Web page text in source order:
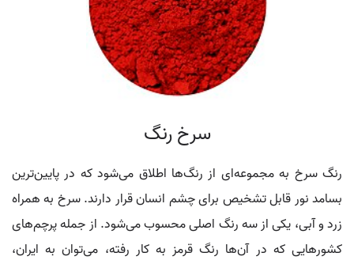
سرخ رنگ
رنگ سرخ به مجموعه‌ای از رنگ‌ها اطلاق می‌شود که در پایین‌ترین
بسامد نور قابل تشخیص برای چشم انسان قرار دارند. سرخ به همراه
زرد و آبی، یکی از سه رنگ اصلی محسوب می‌شود. از جمله پرچم‌های
کشورهایی که در آن‌ها رنگ قرمز به کار رفته، می‌توان به ایران،